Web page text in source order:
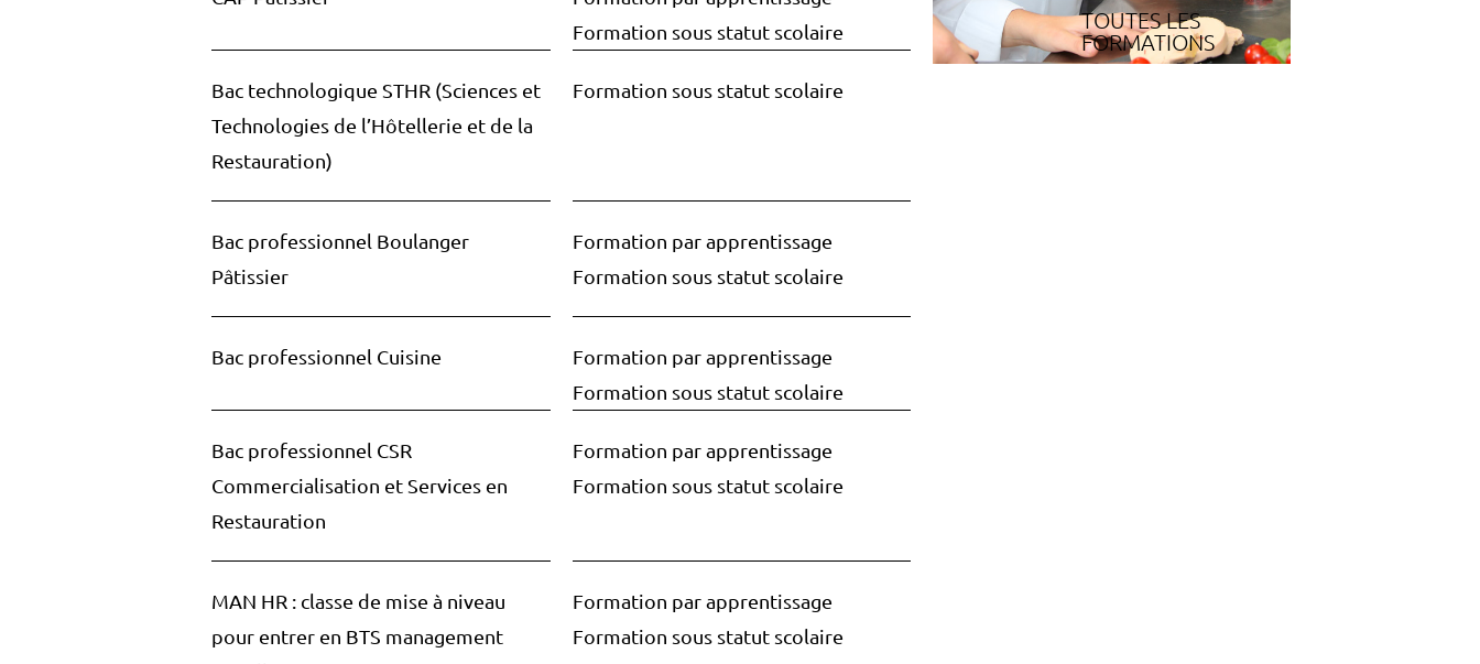
Formation sous statut scolaire
Bac technologique STHR (Sciences et
Technologies de l’Hôtellerie et de la
Restauration)
Formation sous statut scolaire
Bac professionnel Boulanger
Pâtissier
Formation par apprentissage
Formation sous statut scolaire
Bac professionnel Cuisine
Formation par apprentissage
Formation sous statut scolaire
Bac professionnel CSR
Commercialisation et Services en
Restauration
Formation par apprentissage
Formation sous statut scolaire
MAN HR : classe de mise à niveau
pour entrer en BTS management
Formation par apprentissage
Formation sous statut scolaire
TOUTES LES
FORMATIONS